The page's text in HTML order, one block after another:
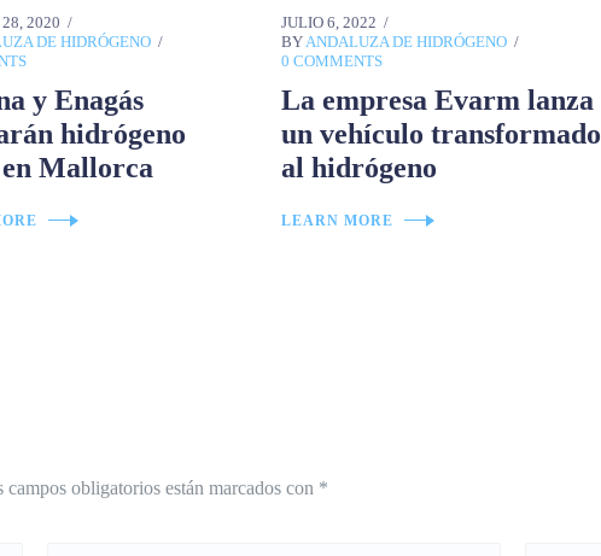
2020
DE HIDRÓGENO
y Enagás
hidrógeno
Mallorca
JULIO 6, 2022
BY ANDALUZA DE HIDRÓGENO
0 COMMENTS
La empresa Evarm lanza
un vehículo transformado
al hidrógeno
LEARN MORE
campos obligatorios están marcados con *